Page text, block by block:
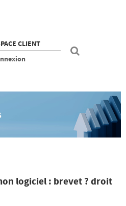
CLIENT
logiciel : brevet ? droit